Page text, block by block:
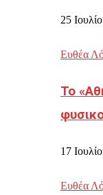
25
Ευθέα
Το
17
Ευθέα